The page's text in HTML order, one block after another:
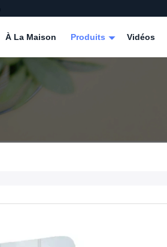
À La Maison Produits Vidéos